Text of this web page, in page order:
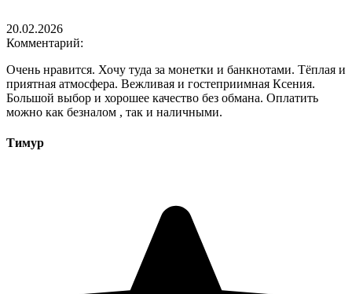
20.02.2026
Комментарий:
Очень нравится. Хочу туда за монетки и банкнотами. Тёплая и
приятная атмосфера. Вежливая и гостеприимная Ксения.
Большой выбор и хорошее качество без обмана. Оплатить
можно как безналом , так и наличными.
Тимур